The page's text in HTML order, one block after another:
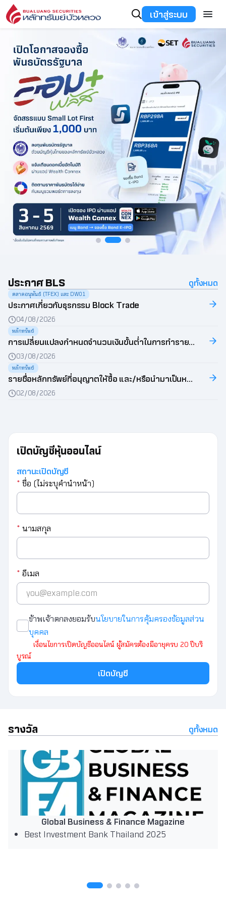
เข้าสู่ระบบ
ประกาศ BLS ดูทั้งหมด
ตลาดอนุพันธ์ (TFEX) และ DW01
ประกาศเกี่ยวกับธุรกรรม Block Trade
04/08/2026
หลักทรัพย์
การเปลี่ยนแปลงกำหนดจำนวนเงินขั้นต่ำในการทำรายการฝากและถอนเงินหลักประกัน ผ่านแอป Wealth Connex
03/08/2026
หลักทรัพย์
รายชื่อหลักทรัพย์ที่อนุญาตให้ซื้อ และ/หรือนำมาเป็นหลักประกันเพิ่ม
02/08/2026
เปิดบัญชีหุ้นออนไลน์
สถานะเปิดบัญชี
*ชื่อ (ไม่ระบุคำนำหน้า)
*นามสกุล
*อีเมล
ข้าพเจ้าตกลงยอมรับนโยบายในการคุ้มครองข้อมูลส่วน
บุคคล
เงื่อนไขการเปิดบัญชีออนไลน์ ผู้สมัครต้องมีอายุครบ 20 ปีบริ
บูรณ์
เปิดบัญชี
รางวัล ดูทั้งหมด
Global Business & Finance Magazine
Best Investment Bank Thailand 2025